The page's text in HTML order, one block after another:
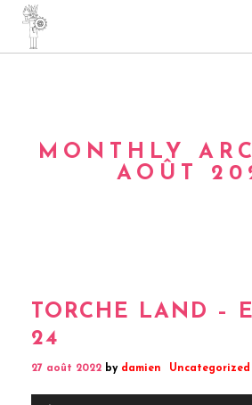
CONTACT
MONTHLY
AOÛT
TORCHE LAND –
24
27 août 2022 by damien Uncategorized